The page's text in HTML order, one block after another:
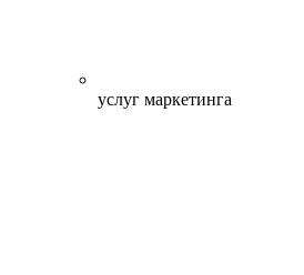
услуг маркетинга